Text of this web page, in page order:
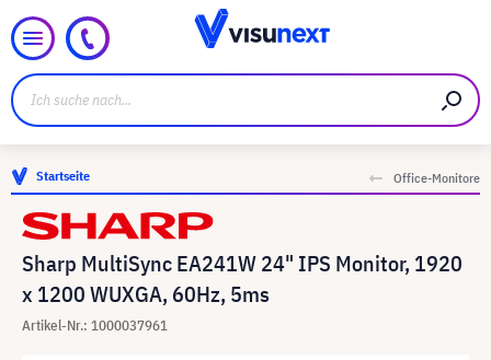
Startseite Office-Monitore
Sharp MultiSync EA241W 24" IPS Monitor, 1920
x 1200 WUXGA, 60Hz, 5ms
Artikel-Nr.: 1000037961